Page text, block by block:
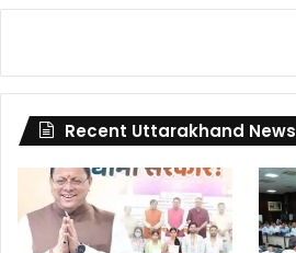
Recent Uttarakhand News